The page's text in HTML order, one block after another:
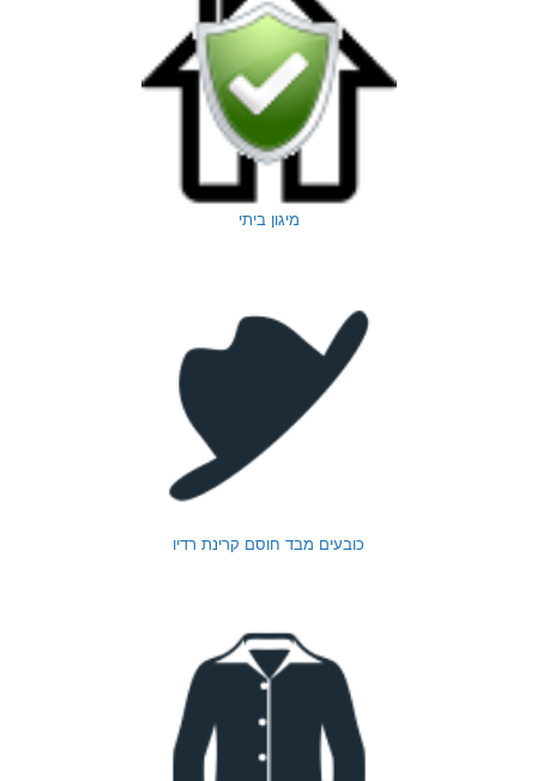
כובעים מבד חוסם קרינת רדיו